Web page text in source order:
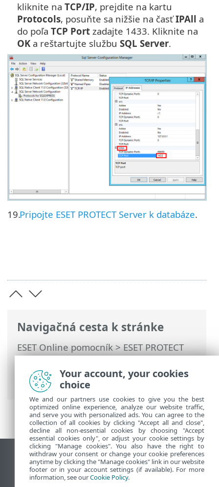
Navigačná cesta k stránke
ESET Online pomocník>ESET PROTECT
On-Prem>Migrácia a preinštalovanie>
ESET PROTECTMigrácia databázy> Proces
migrácie pre Microsoft SQL Server
kliknite na TCP/IP, prejdite na kartu
Protocols, posuňte sa nižšie na časťIPAll a
do poľa TCP Port zadajte 1433. Kliknite na
OK a reštartujte službu SQL Server.
19.Pripojte ESET PROTECT Server k databáze.
Zobraziť stránku ako na počítači
End of Life
Databáza znalostí ESET
Your account, your cookies
choice
We and our partners use cookies to give you the best
optimized online experience, analyze our website traffic,
and serve you with personalized ads. You can agree to the
collection of all cookies by clicking "Accept all and close",
decline all non-essential cookies by choosing "Accept
essential cookies only", or adjust your cookie settings by
clicking "Manage cookies". You also have the right to
withdraw your consent or change your cookie preferences
anytime by clicking the "Manage cookies" link in our website
footer or in your account settings (if available). For more
information, see ourCookie Policy.